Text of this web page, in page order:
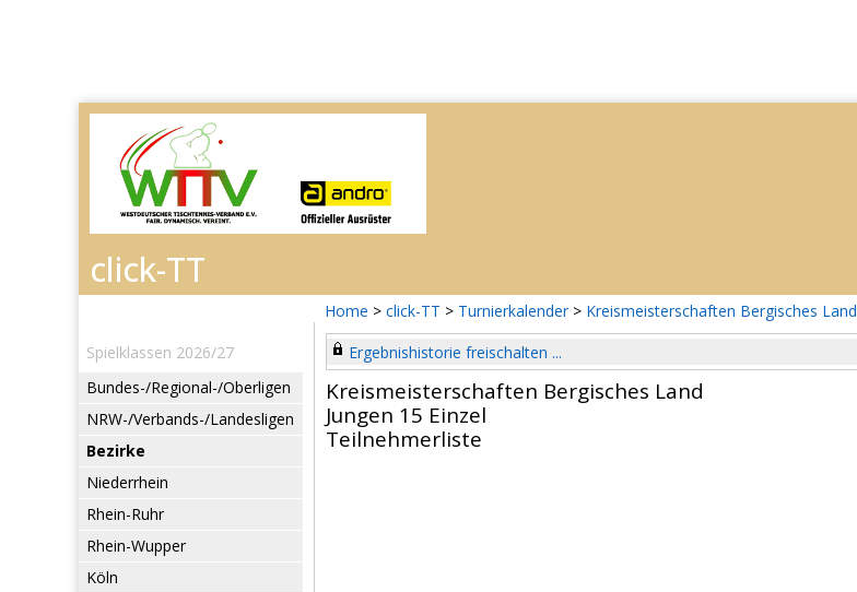
Home > click-TT > Turnierkalender > Kreismeisterschaften Bergisches Land
Spielklassen 2026/27
Bundes-/Regional-/Oberligen
NRW-/Verbands-/Landesligen
Bezirke
Niederrhein
Rhein-Ruhr
Rhein-Wupper
Köln
Ergebnishistorie freischalten ...
Kreismeisterschaften Bergisches Land
Jungen 15 Einzel
Teilnehmerliste